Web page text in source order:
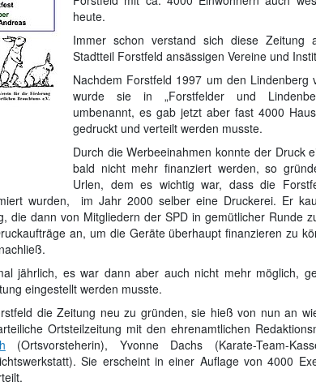
heute.
Immer schon verstand sich diese Zeitung
Stadtteil Forstfeld ansässigen Vereine und
Nachdem Forstfeld 1997 um den Lindenberg
wurde sie in „Forstfelder und
umbenannt, es gab jetzt aber fast 4000
gedruckt und verteilt werden musste.
Durch die Werbeeinahmen konnte der Druck
bald nicht mehr finanziert werden, so
Urlen, dem es wichtig war, dass die
wurden, im Jahr 2000 selber eine Druckerei. Er
die dann von Mitgliedern der SPD in gemütlicher Runde
an, um die Geräte überhaupt finanzieren zu
jährlich, es war dann aber auch nicht mehr möglich,
eingestellt werden musste.
die Zeitung neu zu gründen, sie hieß von nun an
Ortsteilzeitung mit den ehrenamtlichen
(Ortsvorsteherin), Yvonne Dachs (Karate-Team-
Sie erscheint in einer Auflage von 4000